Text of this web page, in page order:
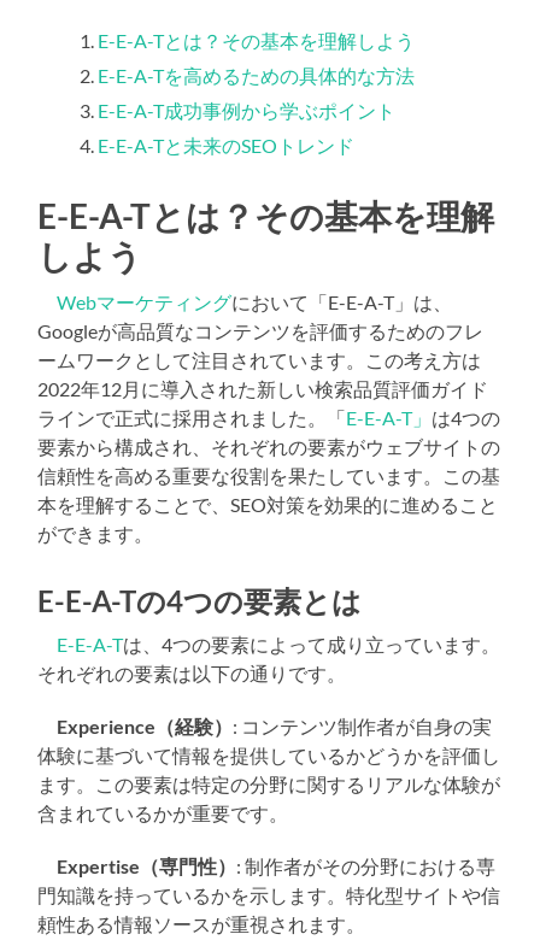
E-E-A-Tとは？その基本を理解しよう
E-E-A-Tを高めるための具体的な方法
E-E-A-T成功事例から学ぶポイント
E-E-A-Tと未来のSEOトレンド
E-E-A-Tとは？その基本を理解
しよう
Webマーケティングにおいて「E-E-A-T」は、
Googleが高品質なコンテンツを評価するためのフレ
ームワークとして注目されています。この考え方は
2022年12月に導入された新しい検索品質評価ガイド
ラインで正式に採用されました。「E-E-A-T」 は4つの
要素から構成され、それぞれの要素がウェブサイトの
信頼性を高める重要な役割を果たしています。この基
本を理解することで、SEO対策を効果的に進めること
ができます。
E-E-A-Tの4つの要素とは
E-E-A-Tは、4つの要素によって成り立っています。
それぞれの要素は以下の通りです。
Experience（経験） : コンテンツ制作者が自身の実
体験に基づいて情報を提供しているかどうかを評価し
ます。この要素は特定の分野に関するリアルな体験が
含まれているかが重要です。
Expertise（専門性） : 制作者がその分野における専
門知識を持っているかを示します。特化型サイトや信
頼性ある情報ソースが重視されます。